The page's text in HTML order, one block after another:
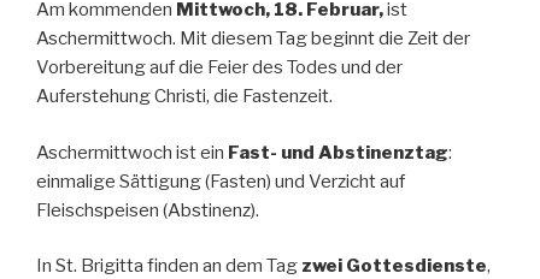
Am kommenden Mittwoch, 18. Februar,ist
Aschermittwoch. Mit diesem Tag beginnt die Zeit der
Vorbereitung auf die Feier des Todes und der
Auferstehung Christi, die Fastenzeit.
Aschermittwoch ist ein Fast- und Abstinenztag:
einmalige Sättigung (Fasten) und Verzicht auf
Fleischspeisen (Abstinenz).
In St. Brigitta finden an dem Tag zwei Gottesdienste,